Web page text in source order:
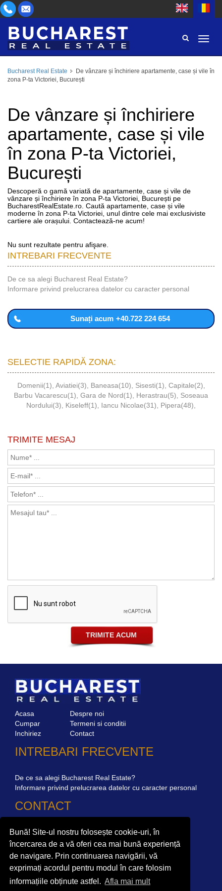
Bună! Site-ul nostru folosește cookie-uri, în
încercarea de a vă oferi cea mai bună experiență
de navigare. Prin continuarea navigării, vă
exprimați acordul pentru modul în care folosim
informațiile obținute astfel. Afla mai mult
CUMPĂR
ZONĂ
PREȚ
Bucharest Real Estate
De vânzare și închiriere apartamente, case și vile în
zona P-ta Victoriei, București
De vânzare și închiriere
apartamente, case și vile
în zona P-ta Victoriei,
București
Descoperă o gamă variată de apartamente, case și vile de
vânzare și închiriere în zona P-ta Victoriei, București pe
BucharestRealEstate.ro. Caută apartamente, case și vile
moderne în zona P-ta Victoriei, unul dintre cele mai exclusiviste
cartiere ale orașului. Contactează-ne acum!
Nu sunt rezultate pentru afişare.
INTREBARI FRECVENTE
De ce sa alegi Bucharest Real Estate?
Informare privind prelucrarea datelor cu caracter personal
Sunați acum +40.722 224 654
SELECTIE RAPIDĂ ZONA:
Domenii(1) Aviatiei(3) Baneasa(10) Sisesti(1) Capitale(2)
Barbu Vacarescu(1) Gara de Nord(1) Herastrau(5)
Soseaua
Nordului(3)
Kiseleff(1) Iancu Nicolae(31) Pipera(48)
TRIMITE MESAJ
Acasa
Cumpar
Inchiriez
Despre noi
Termeni si conditii
Contact
INTREBARI FRECVENTE
De ce sa alegi Bucharest Real Estate?
Informare privind prelucrarea datelor cu caracter personal
CONTACT
Str. Mircea Eliade 16, Voluntari077190
Giuseppe Garibaldi nr.1, parter, Bucuresti
+40.722 224 654